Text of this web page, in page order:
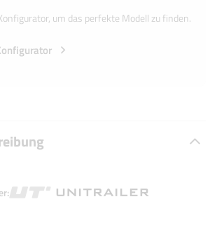
um das perfekte Modell zu finden.